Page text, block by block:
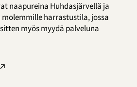
naapureina Huhdasjärvellä ja
harrastustila, jossa
myös myydä palveluna